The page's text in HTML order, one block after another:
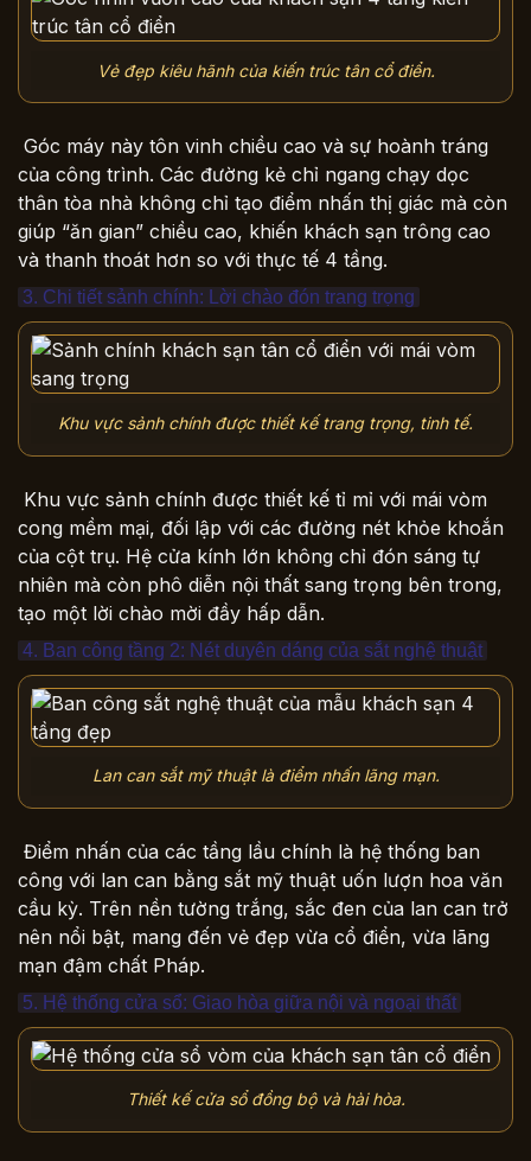
Vẻ đẹp kiêu hãnh của kiến trúc tân cổ điển.
Góc máy này tôn vinh chiều cao và sự hoành tráng
của công trình. Các đường kẻ chỉ ngang chạy dọc
thân tòa nhà không chỉ tạo điểm nhấn thị giác mà còn
giúp “ăn gian” chiều cao, khiến khách sạn trông cao
và thanh thoát hơn so với thực tế 4 tầng.
3. Chi tiết sảnh chính: Lời chào đón trang trọng
Khu vực sảnh chính được thiết kế trang trọng, tinh tế.
Khu vực sảnh chính được thiết kế tỉ mỉ với mái vòm
cong mềm mại, đối lập với các đường nét khỏe khoắn
của cột trụ. Hệ cửa kính lớn không chỉ đón sáng tự
nhiên mà còn phô diễn nội thất sang trọng bên trong,
tạo một lời chào mời đầy hấp dẫn.
4. Ban công tầng 2: Nét duyên dáng của sắt nghệ thuật
Lan can sắt mỹ thuật là điểm nhấn lãng mạn.
Điểm nhấn của các tầng lầu chính là hệ thống ban
công với lan can bằng sắt mỹ thuật uốn lượn hoa văn
cầu kỳ. Trên nền tường trắng, sắc đen của lan can trở
nên nổi bật, mang đến vẻ đẹp vừa cổ điển, vừa lãng
mạn đậm chất Pháp.
5. Hệ thống cửa sổ: Giao hòa giữa nội và ngoại thất
Thiết kế cửa sổ đồng bộ và hài hòa.